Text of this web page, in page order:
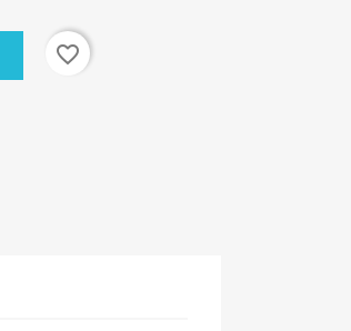
favorite_border